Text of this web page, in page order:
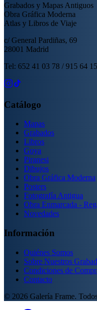
Grabados y Mapas Antiguos
Obra Gráfica Moderna
Atlas y Libros de Viaje
c/ General Pardiñas, 69
28001 Madrid
Tel: 652 41 03 78 / 915 64
Catálogo
Mapas
Grabados
Libros
Goya
Piranesi
Dibujos
Obra Gráfica Moderna
Posters
Fotografía Antigua
Obra Enmarcada -
Novedades
Información
Quiénes Somos
Sobre Nuestros
Condiciones de
Contacto
© 2026 Galería Frame.